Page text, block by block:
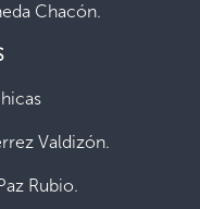
Chacón.
Chicas
Valdizón.
Rubio.